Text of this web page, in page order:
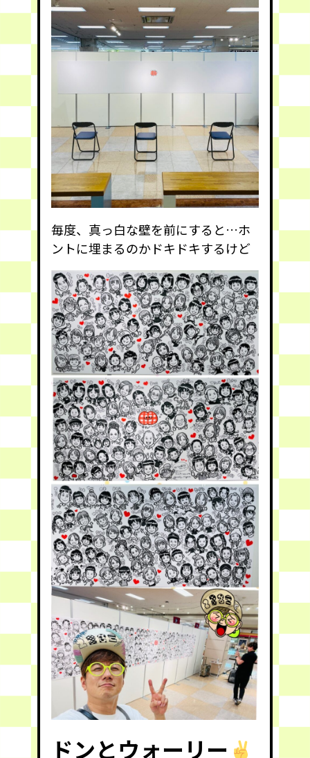
毎度、真っ白な壁を前にすると…ホ
ントに埋まるのかドキドキするけど
ドンとウォーリー